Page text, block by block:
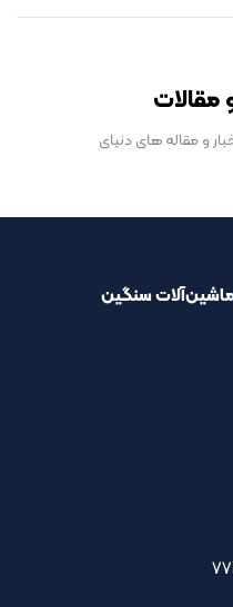
مقالات
و مقاله های دنیای
سنگین